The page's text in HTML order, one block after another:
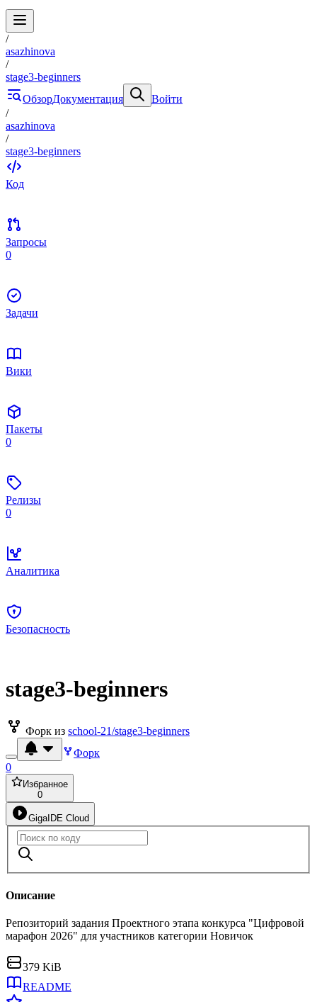
/
asazhinova
/
stage3-beginners
ОбзорДокументация
Войти
/
asazhinova
/
stage3-beginners
Код
Запросы
0
Задачи
Вики
Пакеты
0
Релизы
0
Аналитика
Безопасность
stage3-beginners
Форк из school-21/stage3-beginners
Форк
0
Избранное
0
GigaIDE Cloud
Описание
Репозиторий задания Проектного этапа конкурса "Цифровой
марафон 2026" для участников категории Новичок
379 KiB
README